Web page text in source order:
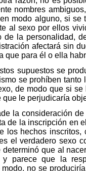
nombres
modo alguno, si
al sexo por ellos
de la personalidad,
afectará sin
que para él o ella
supuestos se
se prohíben
de modo que si
le perjudicaría
la consideración
de la inscripción en
los hechos
el verdadero sexo
que al
y parece que la
no se